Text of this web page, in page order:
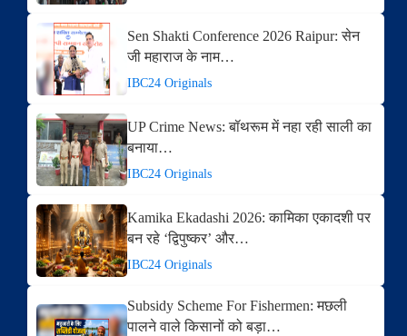
Sen Shakti Conference 2026 Raipur: सेन
जी महाराज के नाम…
IBC24 Originals
UP Crime News: बॉथरूम में नहा रही साली का
बनाया…
IBC24 Originals
Kamika Ekadashi 2026: कामिका एकादशी पर
बन रहे ‘द्विपुष्कर’ और…
IBC24 Originals
Subsidy Scheme For Fishermen: मछली
पालने वाले किसानों को बड़ा…